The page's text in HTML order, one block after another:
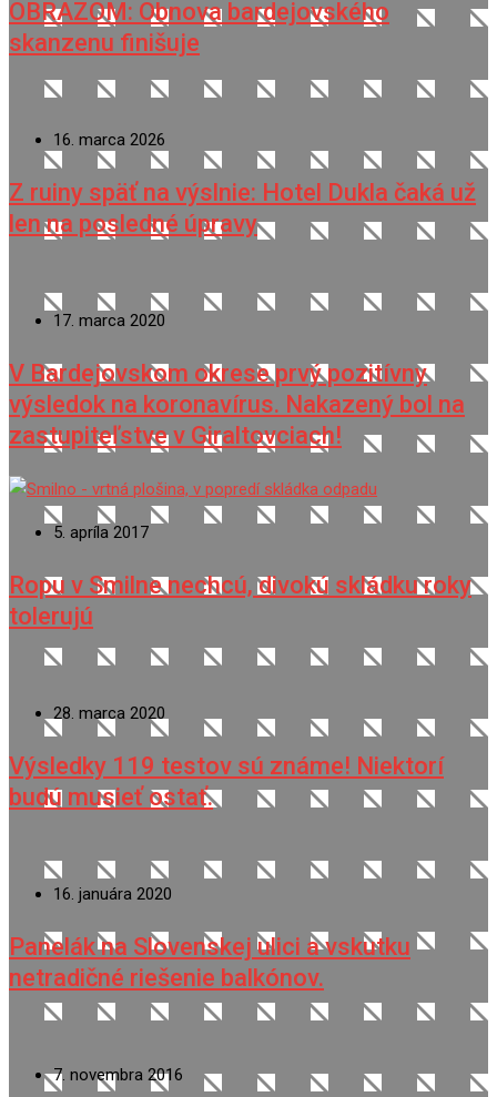
OBRAZOM: Obnova bardejovského
skanzenu finišuje
16. marca 2026
Z ruiny späť na výslnie: Hotel Dukla čaká už
len na posledné úpravy
17. marca 2020
V Bardejovskom okrese prvý pozitívny
výsledok na koronavírus. Nakazený bol na
zastupiteľstve v Giraltovciach!
5. apríla 2017
Ropu v Smilne nechcú, divokú skládku roky
tolerujú
28. marca 2020
Výsledky 119 testov sú známe! Niektorí
budú musieť ostať.
16. januára 2020
Panelák na Slovenskej ulici a vskutku
netradičné riešenie balkónov.
7. novembra 2016